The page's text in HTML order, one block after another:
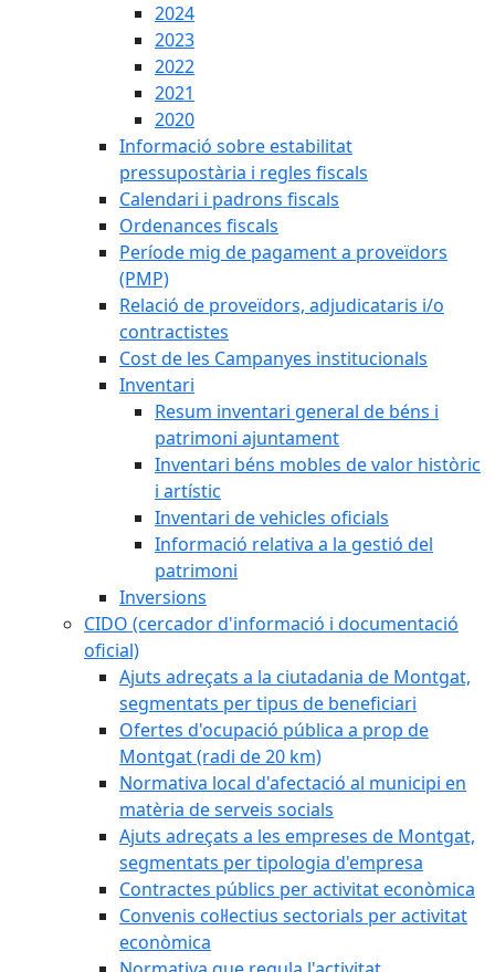
2024
2023
2022
2021
2020
Informació sobre estabilitat
pressupostària i regles fiscals
Calendari i padrons fiscals
Ordenances fiscals
Període mig de pagament a proveïdors
(PMP)
Relació de proveïdors, adjudicataris i/o
contractistes
Cost de les Campanyes institucionals
Inventari
Resum inventari general de béns i
patrimoni ajuntament
Inventari béns mobles de valor històric
i artístic
Inventari de vehicles oficials
Informació relativa a la gestió del
patrimoni
Inversions
CIDO (cercador d'informació i documentació
oficial)
Ajuts adreçats a la ciutadania de Montgat,
segmentats per tipus de beneficiari
Ofertes d'ocupació pública a prop de
Montgat (radi de 20 km)
Normativa local d'afectació al municipi en
matèria de serveis socials
Ajuts adreçats a les empreses de Montgat,
segmentats per tipologia d'empresa
Contractes públics per activitat econòmica
Convenis col·lectius sectorials per activitat
econòmica